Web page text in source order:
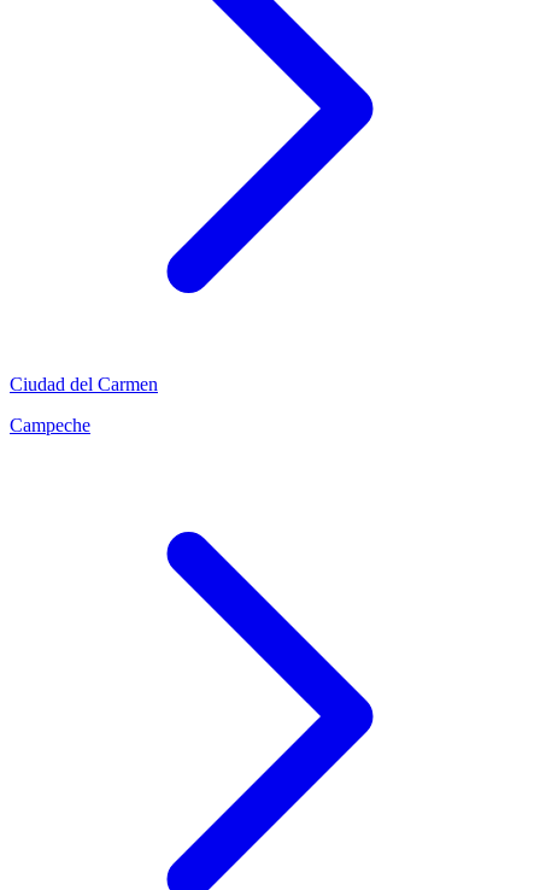
Ciudad del Carmen
Campeche